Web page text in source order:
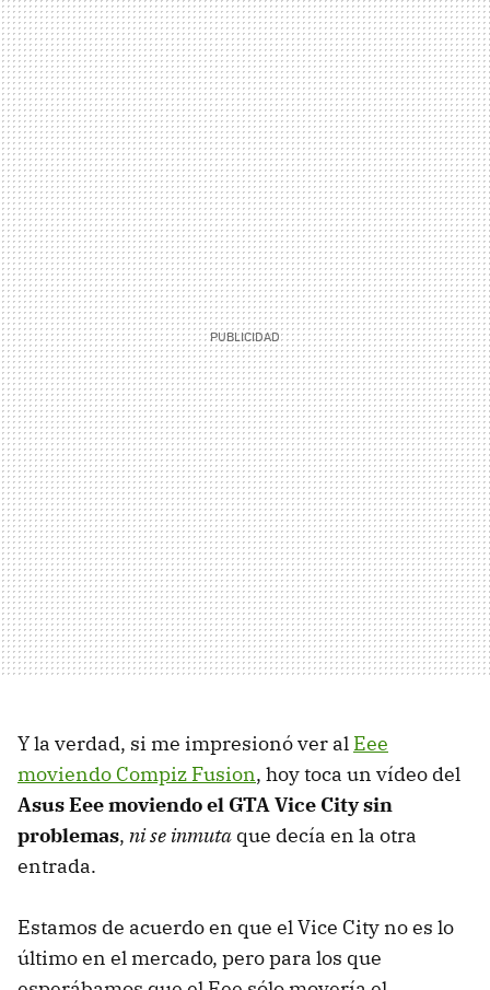
Y la verdad, si me impresionó ver al Eee
moviendo Compiz Fusion, hoy toca un vídeo del
Asus Eee moviendo el GTA Vice City sin
problemas, ni se inmuta que decía en la otra
entrada.
Estamos de acuerdo en que el Vice City no es lo
último en el mercado, pero para los que